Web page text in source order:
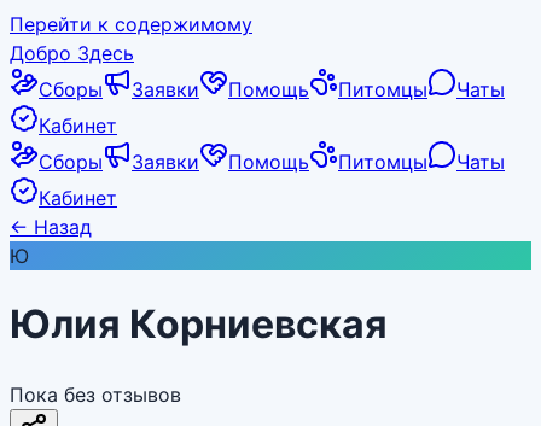
Перейти к содержимому
Добро Здесь
Сборы
Заявки Помощь Питомцы
Чаты
Кабинет
Сборы
Заявки Помощь Питомцы
Чаты
Кабинет
← Назад
Ю
Юлия Корниевская
Пока без отзывов